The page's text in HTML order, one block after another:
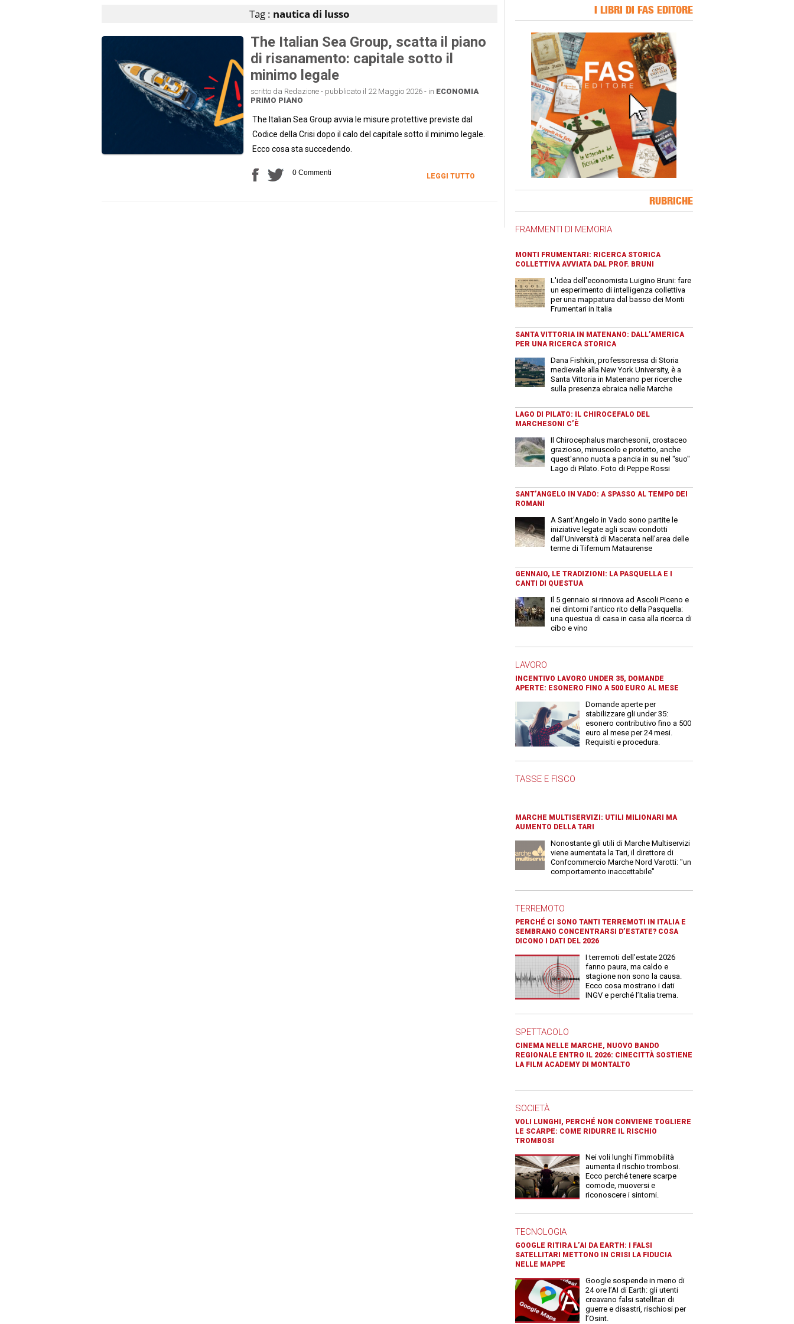
Tag : nautica di lusso
The Italian Sea Group, scatta il piano
di risanamento: capitale sotto il
minimo legale
scritto da Redazione - pubblicato il 22 Maggio 2026 - in ECONOMIA
PRIMO PIANO
The Italian Sea Group avvia le misure protettive previste dal
Codice della Crisi dopo il calo del capitale sotto il minimo legale.
Ecco cosa sta succedendo.
0 Commenti LEGGI TUTTO
I LIBRI DI FAS EDITORE
RUBRICHE
FRAMMENTI DI MEMORIA
MONTI FRUMENTARI: RICERCA STORICA
COLLETTIVA AVVIATA DAL PROF. BRUNI
L'idea dell'economista Luigino Bruni: fare
un esperimento di intelligenza collettiva
per una mappatura dal basso dei Monti
Frumentari in Italia
SANTA VITTORIA IN MATENANO: DALL’AMERICA
PER UNA RICERCA STORICA
Dana Fishkin, professoressa di Storia
medievale alla New York University, è a
Santa Vittoria in Matenano per ricerche
sulla presenza ebraica nelle Marche
LAGO DI PILATO: IL CHIROCEFALO DEL
MARCHESONI C’È
Il Chirocephalus marchesonii, crostaceo
grazioso, minuscolo e protetto, anche
quest'anno nuota a pancia in su nel "suo"
Lago di Pilato. Foto di Peppe Rossi
SANT’ANGELO IN VADO: A SPASSO AL TEMPO DEI
ROMANI
A Sant’Angelo in Vado sono partite le
iniziative legate agli scavi condotti
dall’Università di Macerata nell’area delle
terme di Tifernum Mataurense
GENNAIO, LE TRADIZIONI: LA PASQUELLA E I
CANTI DI QUESTUA
Il 5 gennaio si rinnova ad Ascoli Piceno e
nei dintorni l'antico rito della Pasquella:
una questua di casa in casa alla ricerca di
cibo e vino
LAVORO
INCENTIVO LAVORO UNDER 35, DOMANDE
APERTE: ESONERO FINO A 500 EURO AL MESE
Domande aperte per
stabilizzare gli under 35:
esonero contributivo fino a 500
euro al mese per 24 mesi.
Requisiti e procedura.
TASSE E FISCO
MARCHE MULTISERVIZI: UTILI MILIONARI MA
AUMENTO DELLA TARI
Nonostante gli utili di Marche Multiservizi
viene aumentata la Tari, il direttore di
Confcommercio Marche Nord Varotti: "un
comportamento inaccettabile"
TERREMOTO
PERCHÉ CI SONO TANTI TERREMOTI IN ITALIA E
SEMBRANO CONCENTRARSI D’ESTATE? COSA
DICONO I DATI DEL 2026
I terremoti dell’estate 2026
fanno paura, ma caldo e
stagione non sono la causa.
Ecco cosa mostrano i dati
INGV e perché l’Italia trema.
SPETTACOLO
CINEMA NELLE MARCHE, NUOVO BANDO
REGIONALE ENTRO IL 2026: CINECITTÀ SOSTIENE
LA FILM ACADEMY DI MONTALTO
SOCIETÀ
VOLI LUNGHI, PERCHÉ NON CONVIENE TOGLIERE
LE SCARPE: COME RIDURRE IL RISCHIO
TROMBOSI
Nei voli lunghi l’immobilità
aumenta il rischio trombosi.
Ecco perché tenere scarpe
comode, muoversi e
riconoscere i sintomi.
TECNOLOGIA
GOOGLE RITIRA L’AI DA EARTH: I FALSI
SATELLITARI METTONO IN CRISI LA FIDUCIA
NELLE MAPPE
Google sospende in meno di
24 ore l’AI di Earth: gli utenti
creavano falsi satellitari di
guerre e disastri, rischiosi per
l’Osint.